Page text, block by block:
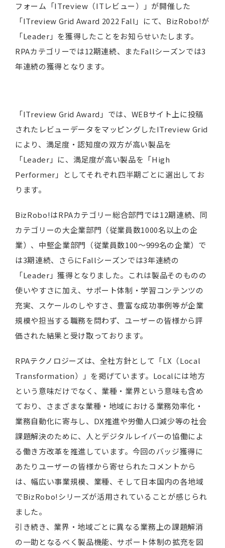
フォーム「ITreview（ITレビュー）」が開催した
「ITreview Grid Award 2022 Fall」にて、BizRobo!が
「Leader」を獲得したことをお知らせいたします。
RPAカテゴリーでは12期連続、またFallシーズンでは3
年連続の獲得となります。
「ITreview Grid Award」では、WEBサイト上に投稿
されたレビューデータをマッピングしたITreview Grid
により、満足度・認知度の双方が高い製品を
「Leader」に、満足度が高い製品を「High
Performer」としてそれぞれ四半期ごとに選出してお
ります。
BizRobo!はRPAカテゴリー総合部門では12期連続、同
カテゴリーの大企業部門（従業員数1000名以上の企
業）、中堅企業部門（従業員数100～999名の企業）で
は3期連続、さらにFallシーズンでは3年連続の
「Leader」獲得となりました。これは製品そのものの
使いやすさに加え、サポート体制・学習コンテンツの
充実、スケールのしやすさ、豊富な成功事例等が企業
規模や担当する職務を問わず、ユーザーの皆様から評
価された結果と受け取っております。
RPAテクノロジーズは、全社方針として「LX（Local
Transformation）」を掲げています。Localには地方
という意味だけでなく、業種・業界という意味も含め
ており、さまざまな業種・地域における業務効率化・
業務自動化に寄与し、DX推進や労働人口減少等の社会
課題解決のために、人とデジタルレイバーの協働によ
る働き方改革を推進しています。今回のバッジ獲得に
あたりユーザーの皆様から寄せられたコメントから
は、幅広い事業規模、業種、そして日本国内の各地域
でBizRobo!シリーズが活用されていることが感じられ
ました。
引き続き、業界・地域ごとに異なる業務上の課題解消
の一助となるべく製品機能、サポート体制の拡充を図